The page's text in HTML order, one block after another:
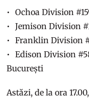
Ochoa Division
Jemison Division
Franklin Division
Edison Division
București
Astăzi, de la ora